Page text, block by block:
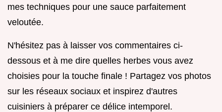
mes techniques pour une sauce parfaitement
veloutée.
N'hésitez pas à laisser vos commentaires ci-
dessous et à me dire quelles herbes vous avez
choisies pour la touche finale ! Partagez vos photos
sur les réseaux sociaux et inspirez d'autres
cuisiniers à préparer ce délice intemporel.